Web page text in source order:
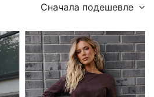
Сначала подешевле